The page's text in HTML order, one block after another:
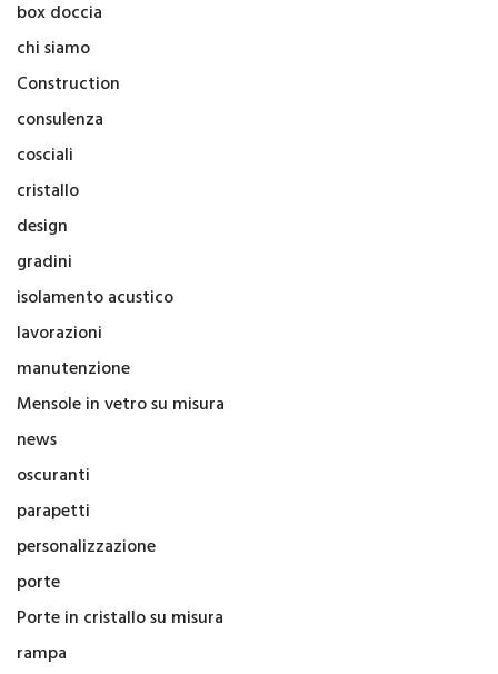
box doccia
chi siamo
Construction
consulenza
cosciali
cristallo
design
gradini
isolamento acustico
lavorazioni
manutenzione
Mensole in vetro su misura
news
oscuranti
parapetti
personalizzazione
porte
Porte in cristallo su misura
rampa